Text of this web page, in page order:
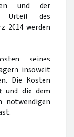
und der
Urteil des
2014 werden
seines
insoweit
Die Kosten
und die dem
notwendigen